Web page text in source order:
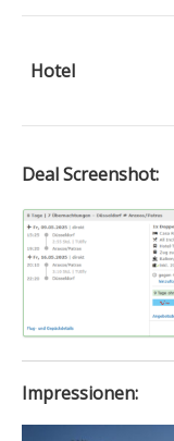
Hotel
Deal Screenshot:
Impressionen: